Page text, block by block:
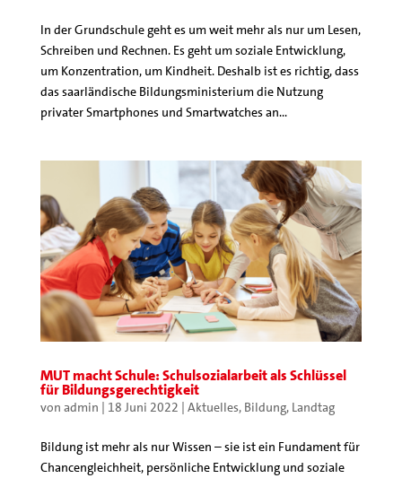
In der Grundschule geht es um weit mehr als nur um Lesen,
Schreiben und Rechnen. Es geht um soziale Entwicklung,
um Konzentration, um Kindheit. Deshalb ist es richtig, dass
das saarländische Bildungsministerium die Nutzung
privater Smartphones und Smartwatches an...
MUT macht Schule: Schulsozialarbeit als Schlüssel
für Bildungsgerechtigkeit
von admin | 18 Juni 2022 | Aktuelles, Bildung, Landtag
Bildung ist mehr als nur Wissen – sie ist ein Fundament für
Chancengleichheit, persönliche Entwicklung und soziale